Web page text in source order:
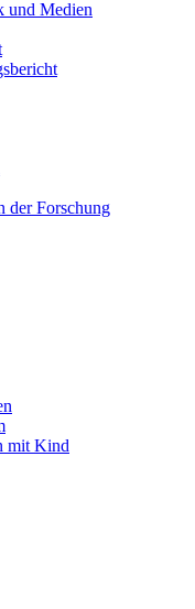
und Medien
der Forschung
mit Kind